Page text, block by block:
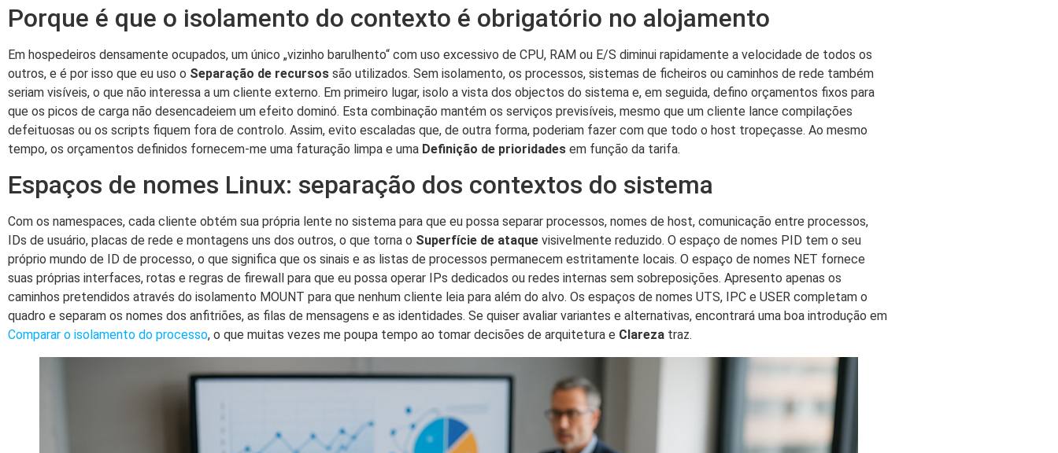
Porque é que o isolamento do contexto é obrigatório no alojamento
Em hospedeiros densamente ocupados, um único „vizinho barulhento“ com uso excessivo de CPU, RAM ou E/S diminui rapidamente a velocidade de todos os
outros, e é por isso que eu uso o Separação de recursos são utilizados. Sem isolamento, os processos, sistemas de ficheiros ou caminhos de rede também
seriam visíveis, o que não interessa a um cliente externo. Em primeiro lugar, isolo a vista dos objectos do sistema e, em seguida, defino orçamentos fixos para
que os picos de carga não desencadeiem um efeito dominó. Esta combinação mantém os serviços previsíveis, mesmo que um cliente lance compilações
defeituosas ou os scripts fiquem fora de controlo. Assim, evito escaladas que, de outra forma, poderiam fazer com que todo o host tropeçasse. Ao mesmo
tempo, os orçamentos definidos fornecem-me uma faturação limpa e uma Definição de prioridades em função da tarifa.
Espaços de nomes Linux: separação dos contextos do sistema
Com os namespaces, cada cliente obtém sua própria lente no sistema para que eu possa separar processos, nomes de host, comunicação entre processos,
IDs de usuário, placas de rede e montagens uns dos outros, o que torna o Superfície de ataque visivelmente reduzido. O espaço de nomes PID tem o seu
próprio mundo de ID de processo, o que significa que os sinais e as listas de processos permanecem estritamente locais. O espaço de nomes NET fornece
suas próprias interfaces, rotas e regras de firewall para que eu possa operar IPs dedicados ou redes internas sem sobreposições. Apresento apenas os
caminhos pretendidos através do isolamento MOUNT para que nenhum cliente leia para além do alvo. Os espaços de nomes UTS, IPC e USER completam o
quadro e separam os nomes dos anfitriões, as filas de mensagens e as identidades. Se quiser avaliar variantes e alternativas, encontrará uma boa introdução em
Comparar o isolamento do processo, o que muitas vezes me poupa tempo ao tomar decisões de arquitetura e Clareza traz.